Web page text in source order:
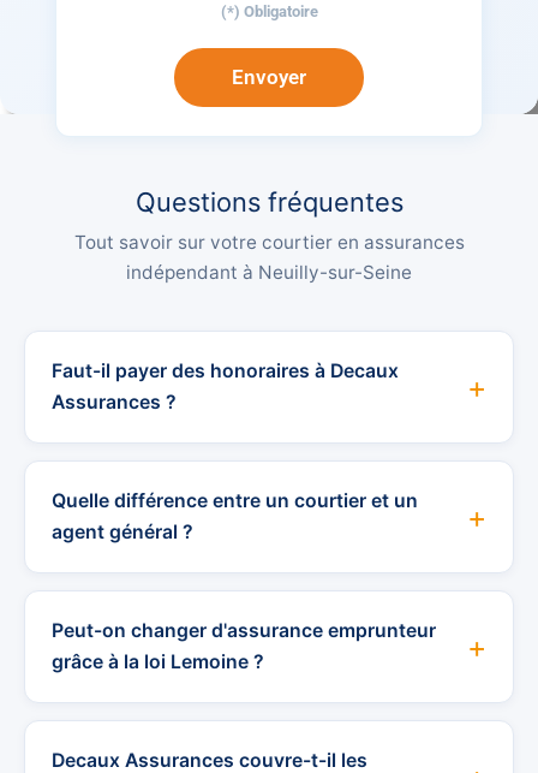
(*) Obligatoire
Questions fréquentes
Tout savoir sur votre courtier en assurances
indépendant à Neuilly-sur-Seine
Faut-il payer des honoraires à Decaux
Assurances ?
Quelle différence entre un courtier et un
agent général ?
Peut-on changer d'assurance emprunteur
grâce à la loi Lemoine ?
Decaux Assurances couvre-t-il les